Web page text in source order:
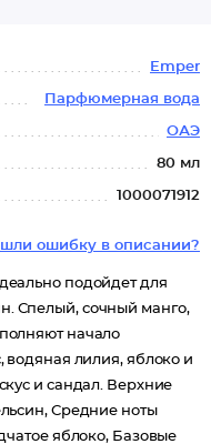
Emper
Парфюмерная вода
ОАЭ
80 мл
1000071912
ошибку в описании?
подойдет для
Спелый, сочный манго,
начало
водяная лилия, яблоко и
и сандал. Верхние
Средние ноты
яблоко, Базовые